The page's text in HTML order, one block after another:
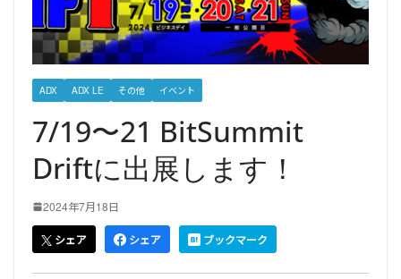
ADX ADX LE その他 イベント
7/19〜21 BitSummit
Driftに出展します！
2024年7月18日
シェア シェア ブックマーク